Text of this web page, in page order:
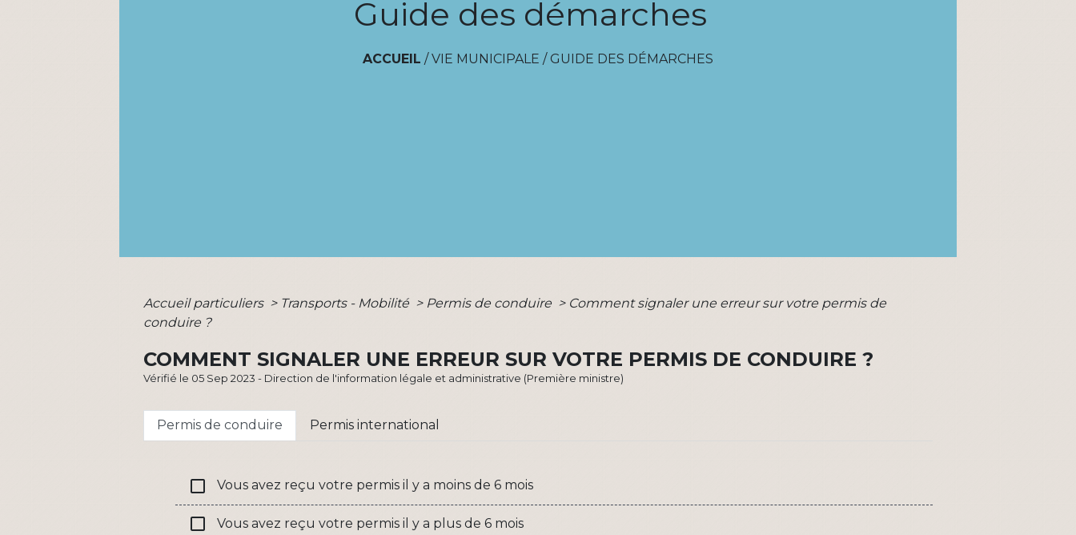
Guide des démarches
ACCUEIL /VIE MUNICIPALE / GUIDE DES DÉMARCHES
Accueil particuliers > Transports - Mobilité > Permis de conduire > Comment signaler une erreur sur votre permis de
conduire ?
COMMENT SIGNALER UNE ERREUR SUR VOTRE PERMIS DE CONDUIRE ?
Vérifié le 05 Sep 2023 - Direction de l'information légale et administrative (Première ministre)
Permis de conduire Permis international
check_box_outline_blank Vous avez reçu votre permis il y a moins de 6 mois
check_box_outline_blank Vous avez reçu votre permis il y a plus de 6 mois